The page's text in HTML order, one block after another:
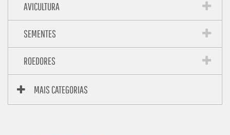
AVICULTURA
SEMENTES
ROEDORES
MAIS CATEGORIAS